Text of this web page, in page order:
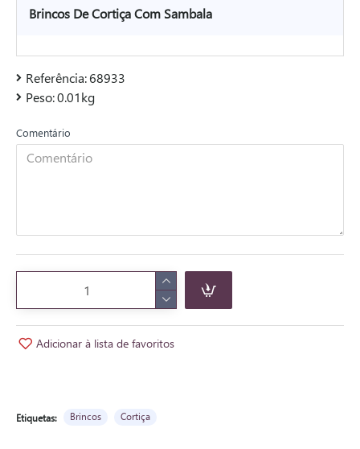
Brincos De Cortiça Com Sambala
Referência:68933
Peso:0.01kg
Comentário
Adicionar à lista de favoritos
Etiquetas: Brincos Cortiça